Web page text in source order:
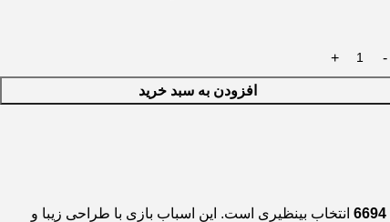
افزودن به سبد خرید
انتخاب بینظیری است. این اسباب بازی با طراحی زیبا و